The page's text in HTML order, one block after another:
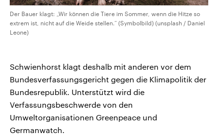
Der Bauer klagt: „Wir können die Tiere im Sommer, wenn die Hitze so
extrem ist, nicht auf die Weide stellen.“ (Symbolbild) (unsplash / Daniel
Leone)
Schwienhorst klagt deshalb mit anderen vor dem
Bundesverfassungsgericht gegen die Klimapolitik der
Bundesrepublik. Unterstützt wird die
Verfassungsbeschwerde von den
Umweltorganisationen Greenpeace und
Germanwatch.